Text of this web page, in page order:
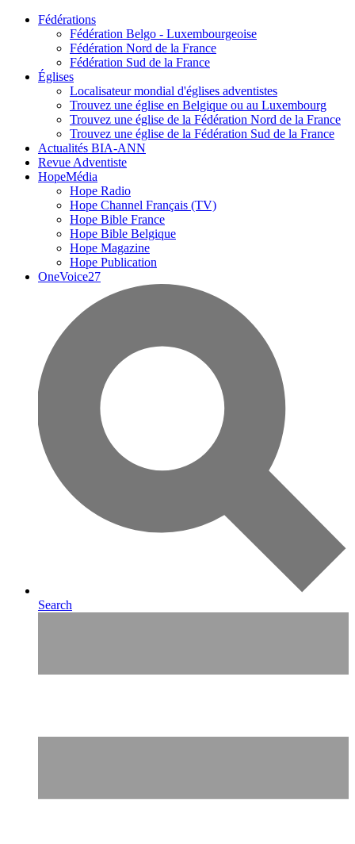
Fédérations
Fédération Belgo - Luxembourgeoise
Fédération Nord de la France
Fédération Sud de la France
Églises
Localisateur mondial d'églises adventistes
Trouvez une église en Belgique ou au Luxembourg
Trouvez une église de la Fédération Nord de la France
Trouvez une église de la Fédération Sud de la France
Actualités BIA-ANN
Revue Adventiste
HopeMédia
Hope Radio
Hope Channel Français (TV)
Hope Bible France
Hope Bible Belgique
Hope Magazine
Hope Publication
OneVoice27
Search